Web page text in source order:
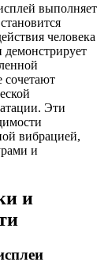
выполняет
человека
сочетают
Эти
вибрацией,
и
и